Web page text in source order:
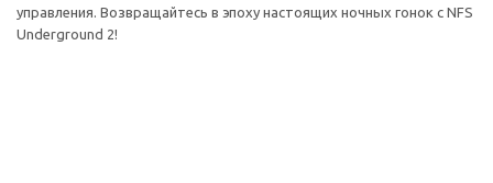
управления. Возвращайтесь в эпоху настоящих ночных гонок с NFS
Underground 2!